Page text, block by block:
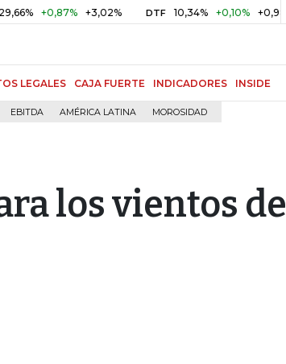
+0,87% +3,02% DTF 10,34% +0,10% +0,98%
LEGALES CAJA FUERTE INDICADORES INSIDE
EBITDA AMÉRICA LATINA MOROSIDAD
los vientos de